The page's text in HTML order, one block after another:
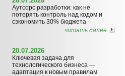
Аутсорс разработки: как не
потерять контроль над кодом и
сэкономить 30% бюджета
читать далее
20.07.2026
Ключевая задача для
технологического бизнеса —
адаптация к новым правилам